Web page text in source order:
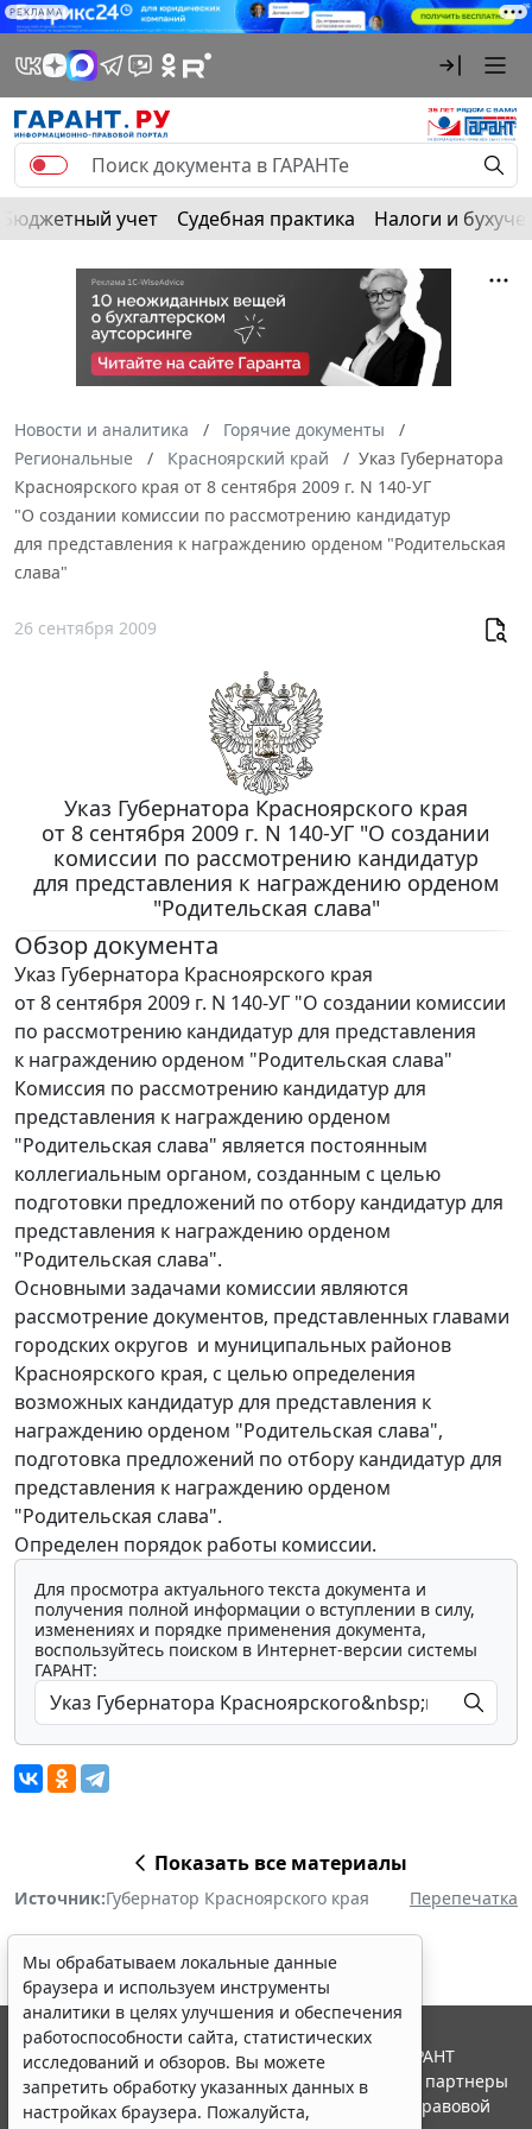
РЕКЛАМА
Бюджетный учет Судебная практика Налоги и
Новости и аналитика
Горячие документы
Региональные
Красноярский край
Указ Губернатора
Красноярского края от 8 сентября 2009 г. N 140-УГ
"О создании комиссии по рассмотрению кандидатур
для представления к награждению орденом "Родительская
слава"
26 сентября 2009
Указ Губернатора Красноярского края
от 8 сентября 2009 г. N 140-УГ "О создании
комиссии по рассмотрению кандидатур
для представления к награждению орденом
"Родительская слава"
Обзор документа
Указ Губернатора Красноярского края
от 8 сентября 2009 г. N 140-УГ "О создании комиссии
по рассмотрению кандидатур для представления
к награждению орденом "Родительская слава"
Комиссия по рассмотрению кандидатур для
представления к награждению орденом
"Родительская слава" является постоянным
коллегиальным органом, созданным с целью
подготовки предложений по отбору кандидатур для
представления к награждению орденом
"Родительская слава".
Основными задачами комиссии являются
рассмотрение документов, представленных главами
городских округов и муниципальных районов
Красноярского края, с целью определения
возможных кандидатур для представления к
награждению орденом "Родительская слава",
подготовка предложений по отбору кандидатур для
представления к награждению орденом
"Родительская слава".
Определен порядок работы комиссии.
Для просмотра актуального текста документа и
получения полной информации о вступлении в силу,
изменениях и порядке применения документа,
воспользуйтесь поиском в Интернет-версии системы
ГАРАНТ:
Показать все материалы
Источник:Губернатор Красноярского края Перепечатка
Мы обрабатываем локальные данные
браузера и используем инструменты
аналитики в целях улучшения и обеспечения
работоспособности сайта, статистических
исследований и обзоров. Вы можете
запретить обработку указанных данных в
настройках браузера. Пожалуйста,
© ООО "НПП "ГАРАНТ-СЕРВИС", 2026. Система ГАРАНТ
выпускается с 1990 года. Компания "Гарант" и ее партнеры
являются участниками Российской ассоциации правовой